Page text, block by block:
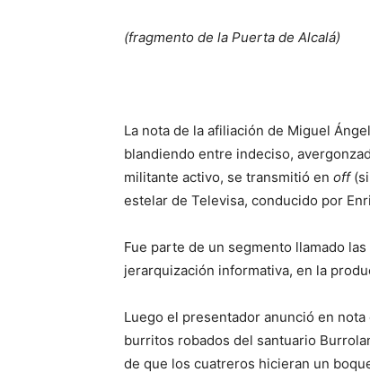
(fragmento de la Puerta de Alcalá)
La nota de la afiliación de Miguel
blandiendo entre indeciso,
militante activo, se transmitió en off
estelar de Televisa, conducido por
Fue parte de un segmento llamado
jerarquización informativa, en la
Luego el presentador anunció en
burritos robados del santuario
de que los cuatreros hicieran un